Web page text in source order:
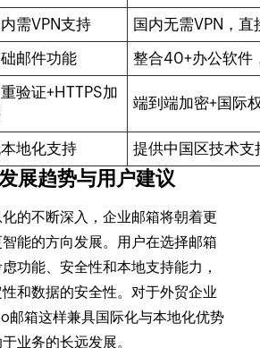
需VPN支持
国内无需VPN，直
邮件功能 整合40+办公软件
验证+HTTPS加
端到端加密+国际
地化支持 提供中国区技术支
展趋势与用户建议
的不断深入，企业邮箱将朝着更
能的方向发展。用户在选择邮箱
功能、安全性和本地支持能力，
和数据的安全性。对于外贸企业
邮箱这样兼具国际化与本地化优势
业务的长远发展。